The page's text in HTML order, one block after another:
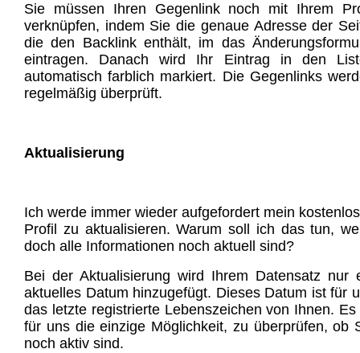
Sie müssen Ihren Gegenlink noch mit Ihrem
verknüpfen, indem Sie die genaue Adresse der
die den Backlink enthält, im das
eintragen. Danach wird Ihr Eintrag in den
automatisch farblich markiert. Die Gegenlinks
regelmäßig überprüft.
Aktualisierung
Ich werde immer wieder aufgefordert mein
Profil zu aktualisieren. Warum soll ich das tun,
doch alle Informationen noch aktuell sind?
Bei der Aktualisierung wird Ihrem Datensatz nur
aktuelles Datum hinzugefügt. Dieses Datum ist für
das letzte registrierte Lebenszeichen von Ihnen. Es
für uns die einzige Möglichkeit, zu überprüfen, ob
noch aktiv sind.